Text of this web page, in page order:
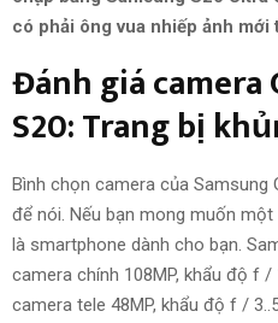
có phải ông vua nhiếp ảnh
Đánh giácamera
S20:Trang bị
Bình chọn camera của Samsung
để nói. Nếu bạn mong muốn một
là smartphone dành cho bạn.
camera chính 108MP, khẩu độ f /
camera tele 48MP, khẩu độ f / 3.